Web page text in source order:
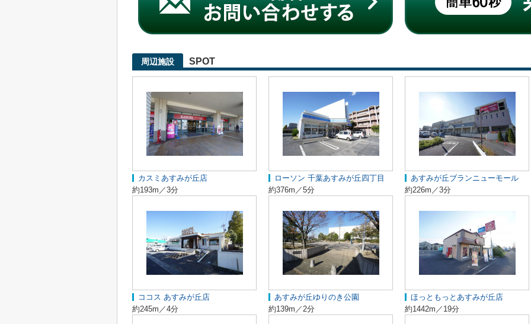
周辺施設 SPOT
カスミあすみが丘店
約193m／3分
ローソン 千葉あすみが丘四丁目
約376m／5分
あすみが丘ブランニューモール
約226m／3分
ココス あすみが丘店
約245m／4分
あすみが丘ゆりのき公園
約139m／2分
ほっともっとあすみが丘店
約1442m／19分